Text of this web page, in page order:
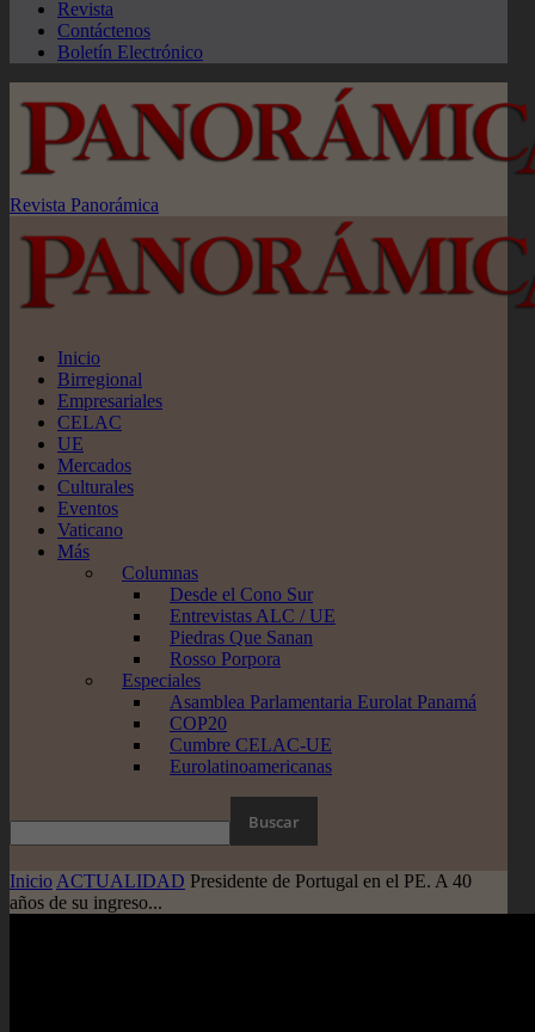
Revista
Contáctenos
Boletín Electrónico
Revista Panorámica
Inicio
Birregional
Empresariales
CELAC
UE
Mercados
Culturales
Eventos
Vaticano
Más
Columnas
Desde el Cono Sur
Entrevistas ALC / UE
Piedras Que Sanan
Rosso Porpora
Especiales
Asamblea Parlamentaria Eurolat Panamá
COP20
Cumbre CELAC-UE
Eurolatinoamericanas
Inicio ACTUALIDAD Presidente de Portugal en el PE. A 40
años de su ingreso...